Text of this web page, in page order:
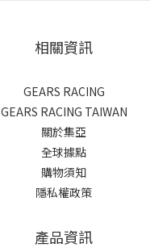
相關資訊
GEARS RACING
GEARS RACING TAIWAN
關於集亞
全球據點
購物須知
隱私權政策
產品資訊